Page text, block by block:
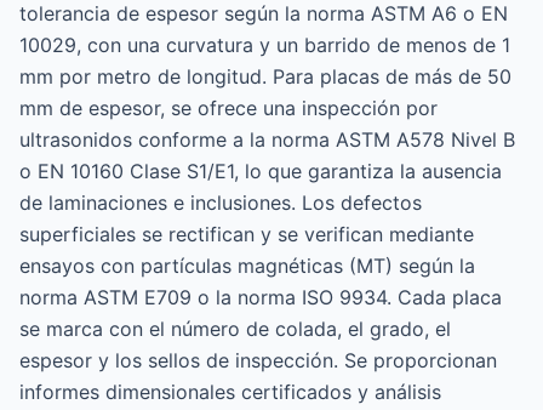
tolerancia de espesor según la norma ASTM A6 o EN
10029, con una curvatura y un barrido de menos de 1
mm por metro de longitud. Para placas de más de 50
mm de espesor, se ofrece una inspección por
ultrasonidos conforme a la norma ASTM A578 Nivel B
o EN 10160 Clase S1/E1, lo que garantiza la ausencia
de laminaciones e inclusiones. Los defectos
superficiales se rectifican y se verifican mediante
ensayos con partículas magnéticas (MT) según la
norma ASTM E709 o la norma ISO 9934. Cada placa
se marca con el número de colada, el grado, el
espesor y los sellos de inspección. Se proporcionan
informes dimensionales certificados y análisis